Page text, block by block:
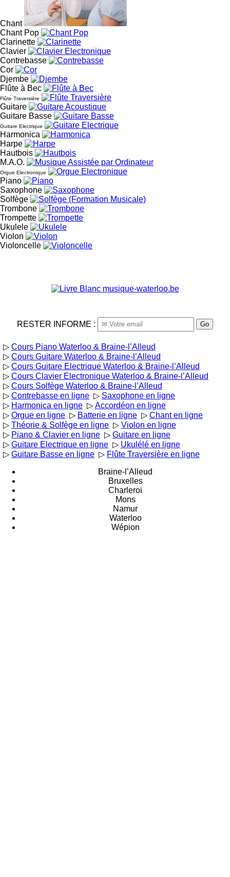
Chant
Chant Pop
Clarinette
Clavier
Contrebasse
Cor
Djembe
Flûte à Bec
Flûte Traversière
Guitare
Guitare Basse
Guitare Electrique
Harmonica
Harpe
Hautbois
M.A.O.
Orgue Electronique
Piano
Saxophone
Solfège
Trombone
Trompette
Ukulele
Violon
Violoncelle
RESTER INFORME : Go
▷ Cours Piano Waterloo & Braine-l’Alleud
▷ Cours Guitare Waterloo & Braine-l’Alleud
▷ Cours Guitare Electrique Waterloo & Braine-l’Alleud
▷ Cours Clavier Electronique Waterloo & Braine-l’Alleud
▷ Cours Solfège Waterloo & Braine-l’Alleud
▷ Contrebasse en ligne ▷ Saxophone en ligne
▷ Harmonica en ligne ▷ Accordéon en ligne
▷ Orgue en ligne ▷ Batterie en ligne ▷ Chant en ligne
▷ Théorie & Solfège en ligne ▷ Violon en ligne
▷ Piano & Clavier en ligne ▷ Guitare en ligne
▷ Guitare Electrique en ligne ▷ Ukulélé en ligne
▷ Guitare Basse en ligne ▷ Flûte Traversière en ligne
Braine-l’Alleud
Bruxelles
Charleroi
Mons
Namur
Waterloo
Wépion